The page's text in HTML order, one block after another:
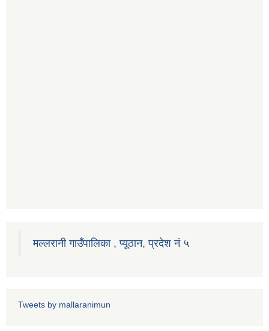
मल्लरानी गाउँपालिका , प्यूठान, प्रदेश नं ५
Tweets by mallaranimun